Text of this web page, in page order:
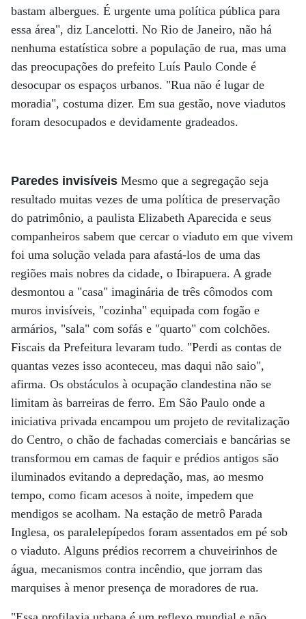
bastam albergues. É urgente uma política pública para
essa área", diz Lancelotti. No Rio de Janeiro, não há
nenhuma estatística sobre a população de rua, mas uma
das preocupações do prefeito Luís Paulo Conde é
desocupar os espaços urbanos. "Rua não é lugar de
moradia", costuma dizer. Em sua gestão, nove viadutos
foram desocupados e devidamente gradeados.
Paredes invisíveis Mesmo que a segregação seja
resultado muitas vezes de uma política de preservação
do patrimônio, a paulista Elizabeth Aparecida e seus
companheiros sabem que cercar o viaduto em que vivem
foi uma solução velada para afastá-los de uma das
regiões mais nobres da cidade, o Ibirapuera. A grade
desmontou a "casa" imaginária de três cômodos com
muros invisíveis, "cozinha" equipada com fogão e
armários, "sala" com sofás e "quarto" com colchões.
Fiscais da Prefeitura levaram tudo. "Perdi as contas de
quantas vezes isso aconteceu, mas daqui não saio",
afirma. Os obstáculos à ocupação clandestina não se
limitam às barreiras de ferro. Em São Paulo onde a
iniciativa privada encampou um projeto de revitalização
do Centro, o chão de fachadas comerciais e bancárias se
transformou em camas de faquir e prédios antigos são
iluminados evitando a depredação, mas, ao mesmo
tempo, como ficam acesos à noite, impedem que
mendigos se acolham. Na estação de metrô Parada
Inglesa, os paralelepípedos foram assentados em pé sob
o viaduto. Alguns prédios recorrem a chuveirinhos de
água, mecanismos contra incêndio, que jorram das
marquises à menor presença de moradores de rua.